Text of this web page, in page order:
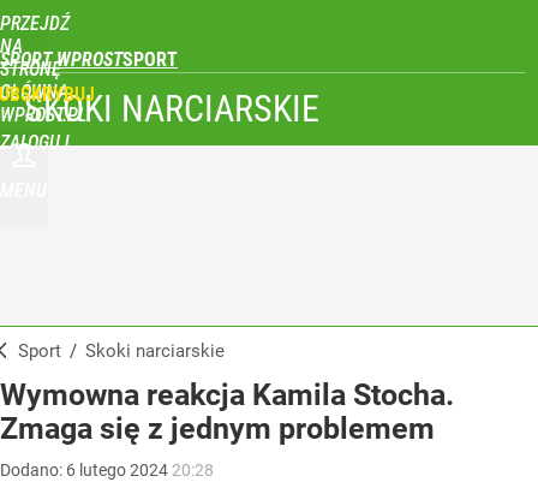
PRZEJDŹ
NA
STRONĘ
GŁÓWNĄ
WPROST.PL
SPORT WPROST
ZALOGUJ
SKOKI NARCIARSKIE
Sport / Skoki narciarskie
Wymowna reakcja Kamila Stocha.
Zmaga się z jednym problemem
Dodano: 6 lutego2024 20:28